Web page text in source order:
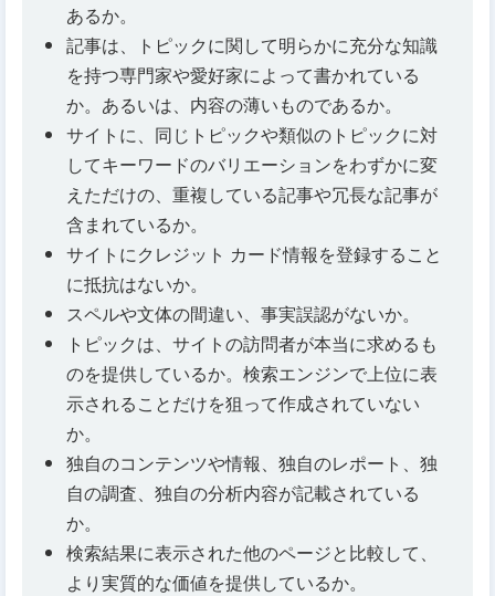
あるか。
記事は、トピックに関して明らかに充分な知識
を持つ専門家や愛好家によって書かれている
か。あるいは、内容の薄いものであるか。
サイトに、同じトピックや類似のトピックに対
してキーワードのバリエーションをわずかに変
えただけの、重複している記事や冗長な記事が
含まれているか。
サイトにクレジット カード情報を登録すること
に抵抗はないか。
スペルや文体の間違い、事実誤認がないか。
トピックは、サイトの訪問者が本当に求めるも
のを提供しているか。検索エンジンで上位に表
示されることだけを狙って作成されていない
か。
独自のコンテンツや情報、独自のレポート、独
自の調査、独自の分析内容が記載されている
か。
検索結果に表示された他のページと比較して、
より実質的な価値を提供しているか。